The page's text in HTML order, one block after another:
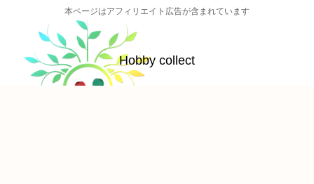
本ページはアフィリエイト広告が含まれています
Hobby collect